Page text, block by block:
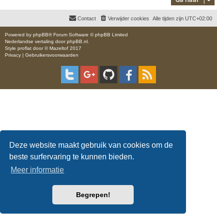
Deze website maakt gebruik van cookies om de
beste surfervaring te kunnen bieden.
Meer informatie
Begrepen!
Alle tijden zijn UTC+02:00
Verwijder cookies
Contact
Powered by phpBB® Forum Software © phpBB Limited
Nederlandse vertaling doorphpBB.nl.
Style proflat door ©Mazeltof 2017
Privacy | Gebruikersvoorwaarden